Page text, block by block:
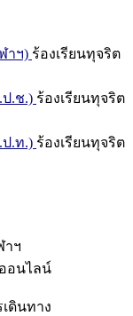
าฯ) ร้องเรียนทุจริต
.ช.) ร้องเรียนทุจริต
.ท.) ร้องเรียนทุจริต
าฯ
อนไลน์
ดินทาง